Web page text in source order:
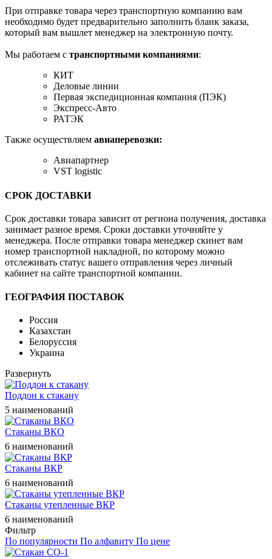
При отправке товара через транспортную компанию вам
необходимо будет предварительно заполнить бланк заказа,
который вам вышлет менеджер на электронную почту.
Мы работаем с транспортными компаниями:
КИТ
Деловые линии
Первая экспедиционная компания (ПЭК)
Экспресс-Авто
РАТЭК
Также осуществляем авиаперевозки:
Авиапартнер
VST logistic
СРОК ДОСТАВКИ
Срок доставки товара зависит от региона получения, доставка
занимает разное время. Сроки доставки уточняйте у
менеджера. После отправки товара менеджер скинет вам
номер транспортной накладной, по которому можно
отслеживать статус вашего отправления через личный
кабинет на сайте транспортной компании.
ГЕОГРАФИЯ ПОСТАВОК
Россия
Казахстан
Белоруссия
Украина
Развернуть
Поддон к стакану
5 наименований
Стаканы ВКО
6 наименований
Стаканы ВКР
6 наименований
Стаканы утепленные ВКР
6 наименований
Фильтр
По популярности По алфавиту По цене